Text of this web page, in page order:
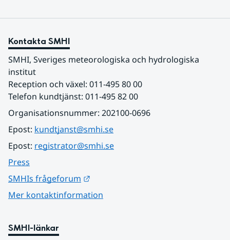
Kontakta SMHI
SMHI, Sveriges meteorologiska och hydrologiska
institut
Reception och växel: 011-495 80 00
Telefon kundtjänst: 011-495 82 00
Organisationsnummer: 202100-0696
Epost: kundtjanst@smhi.se
Epost: registrator@smhi.se
Press
SMHIs frågeforum
Mer kontaktinformation
SMHI-länkar